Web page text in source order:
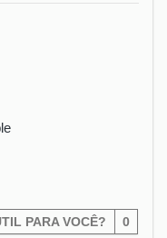
PARA VOCÊ? 0